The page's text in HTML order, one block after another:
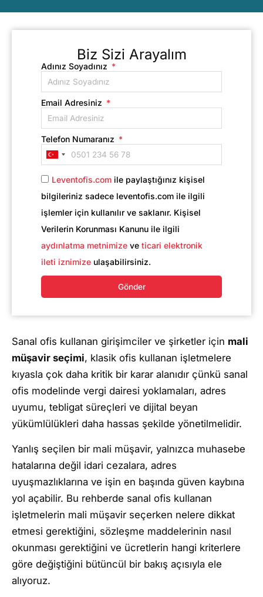
Biz Sizi Arayalım
Adınız Soyadınız
Email Adresiniz
Telefon Numaranız
Turkey
+90
Leventofis.com ile paylaştığınız kişisel
bilgileriniz sadece leventofis.com ile ilgili
işlemler için kullanılır ve saklanır. Kişisel
Verilerin Korunması Kanunu ile ilgili
aydınlatma metnimize ve ticari elektronik
ileti iznimize ulaşabilirsiniz.
Gönder
Sanal ofis kullanan girişimciler ve şirketler için mali
müşavir seçimi, klasik ofis kullanan işletmelere
kıyasla çok daha kritik bir karar alanıdır çünkü sanal
ofis modelinde vergi dairesi yoklamaları, adres
uyumu, tebligat süreçleri ve dijital beyan
yükümlülükleri daha hassas şekilde yönetilmelidir.
Yanlış seçilen bir mali müşavir, yalnızca muhasebe
hatalarına değil idari cezalara, adres
uyuşmazlıklarına ve işin en başında güven kaybına
yol açabilir. Bu rehberde sanal ofis kullanan
işletmelerin mali müşavir seçerken nelere dikkat
etmesi gerektiğini, sözleşme maddelerinin nasıl
okunması gerektiğini ve ücretlerin hangi kriterlere
göre değiştiğini bütüncül bir bakış açısıyla ele
alıyoruz.